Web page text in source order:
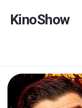
содержанию
KinoShow